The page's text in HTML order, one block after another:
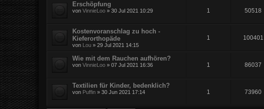
Erschöpfung
von VinnieLoo » 30 Jul 2021 10:29 1 50518
Kostenvoranschlag zu hoch -
Kieferorthopäde
von Lou » 29 Jul 2021 14:15
1 100401
Wie mit dem Rauchen aufhören?
von VinnieLoo » 07 Jul 2021 16:36 1 86037
Textilien für Kinder, bedenklich?
von Puffin » 30 Jun 2021 17:14 1 73960